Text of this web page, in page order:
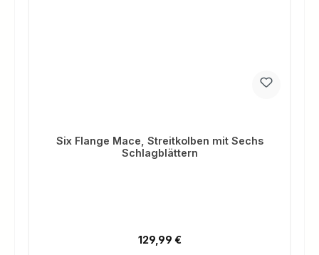
Six Flange Mace, Streitkolben mit Sechs
Schlagblättern
Regulärer Preis:
129,99 €